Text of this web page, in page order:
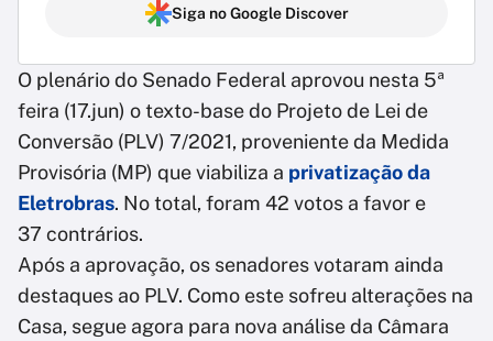
Siga no Google Discover
O plenário do Senado Federal aprovou nesta 5ª
feira (17.jun) o texto-base do Projeto de Lei de
Conversão (PLV) 7/2021, proveniente da Medida
Provisória (MP) que viabiliza a privatização da
Eletrobras. No total, foram 42 votos a favor e
37 contrários.
Após a aprovação, os senadores votaram ainda
destaques ao PLV. Como este sofreu alterações na
Casa, segue agora para nova análise da Câmara